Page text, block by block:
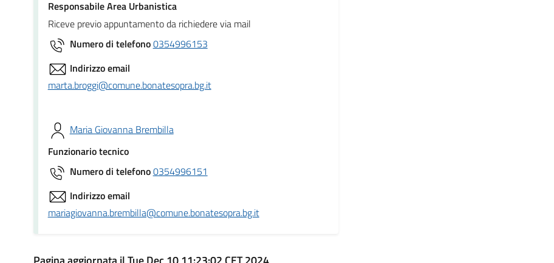
Responsabile Area Urbanistica
Riceve previo appuntamento da richiedere via mail
Numero di telefono0354996153
Indirizzo email
marta.broggi@comune.bonatesopra.bg.it
Maria Giovanna Brembilla
Funzionario tecnico
Numero di telefono0354996151
Indirizzo email
mariagiovanna.brembilla@comune.bonatesopra.bg.it